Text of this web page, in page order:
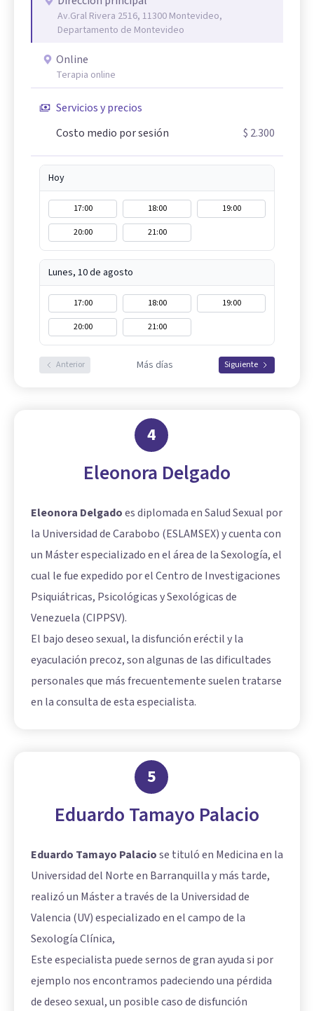
Av.Gral Rivera 2516, 11300 Montevideo,
Departamento de Montevideo
Online
Terapia online
Servicios y precios
Costo medio por sesión
$ 2.300
Hoy
17:00 18:00
19:00
20:00
21:00
Lunes, 10 de agosto
17:00 18:00
19:00
20:00
21:00
Anterior Más días Siguiente
4
Eleonora Delgado
Eleonora Delgadoes diplomada en Salud Sexual por
la Universidad de Carabobo (ESLAMSEX) y cuenta con
un Máster especializado en el área de la Sexología, el
cual le fue expedido por el Centro de Investigaciones
Psiquiátricas, Psicológicas y Sexológicas de
Venezuela (CIPPSV).
El bajo deseo sexual, la disfunción eréctil y la
eyaculación precoz, son algunas de las dificultades
personales que más frecuentemente suelen tratarse
en la consulta de esta especialista.
5
Eduardo Tamayo Palacio
Eduardo Tamayo Palaciose tituló en Medicina en la
Universidad del Norte en Barranquilla y más tarde,
realizó un Máster a través de la Universidad de
Valencia (UV) especializado en el campo de la
Sexología Clínica,
Este especialista puede sernos de gran ayuda si por
ejemplo nos encontramos padeciendo una pérdida
de deseo sexual, un posible caso de disfunción